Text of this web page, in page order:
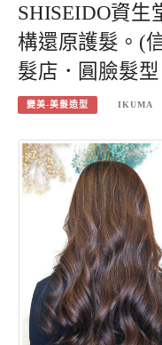
SHISEIDO資生
構還原護髮。(
髮店．圓臉髮
變美-美髮造型 IKUMA